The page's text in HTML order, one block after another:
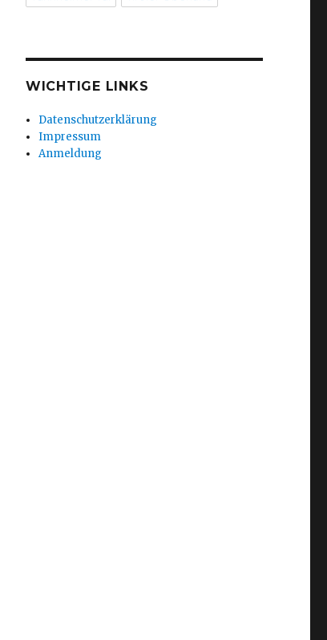
WICHTIGE LINKS
Datenschutzerklärung
Impressum
Anmeldung